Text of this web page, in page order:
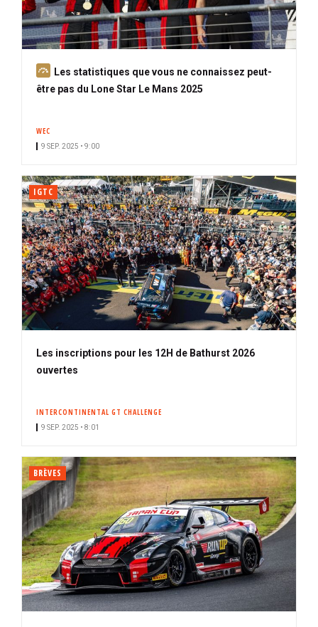
A
b
Les statistiques que vous ne connaissez peut-
être pas du Lone Star Le Mans 2025
WEC
9 SEP. 2025 • 9:00
IGTC
Les inscriptions pour les 12H de Bathurst 2026
ouvertes
INTERCONTINENTAL GT CHALLENGE
9 SEP. 2025 • 8:01
BRÈVES